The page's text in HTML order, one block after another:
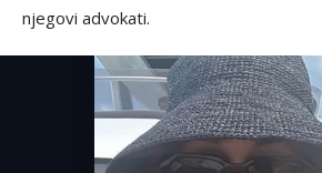
njegovi advokati.